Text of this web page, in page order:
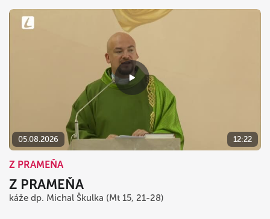
05.08.2026 12:22
Z PRAMEŇA
Z PRAMEŇA
káže dp. Michal Škulka (Mt 15, 21-28)